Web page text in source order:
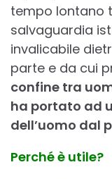
tempo lontano
salvaguardia
invalicabile
parte e da cui
confine tra
ha portato ad
dell’uomo dal
Perché è utile?